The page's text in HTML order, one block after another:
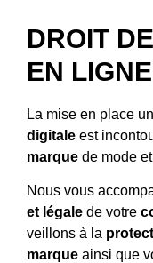
DROIT
EN LIGNE
La mise en place
digitale est
marque de mode et
Nous vous
et légale de votre
veillons à la
marque ainsi que